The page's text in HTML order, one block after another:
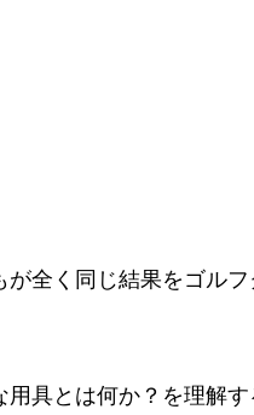
全く同じ結果をゴル
具とは何か？を理解